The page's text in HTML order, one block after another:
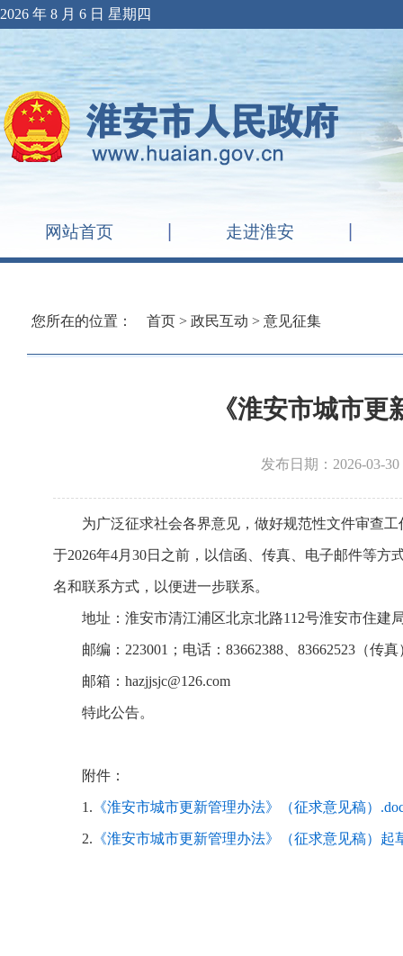
2026 年 8 月 6 日 星期四
网站首页 走进淮安
您所在的位置： 首页 > 政民互动 > 意见征集
《淮安市城市
发布日期：2026-
为广泛征求社会各界意见，做好规范性文件审查
于2026年4月30日之前，以信函、传真、电子邮件等
名和联系方式，以便进一步联系。
地址：淮安市清江浦区北京北路112号淮安市住建
邮编：223001；电话：83662388、83662523（传真
邮箱：hazjjsjc@126.com
特此公告。
附件：
1. 《淮安市城市更新管理办法》（征求意见稿）
2. 《淮安市城市更新管理办法》（征求意见稿）起